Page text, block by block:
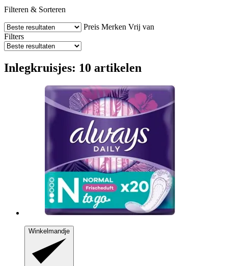
Filteren & Sorteren
Preis Merken Vrij van
Filters
Inlegkruisjes: 10 artikelen
Winkelmandje